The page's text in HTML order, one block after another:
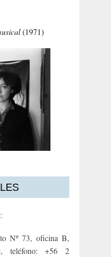
(1971)
Nº 73, oficina B,
teléfono: +56 2